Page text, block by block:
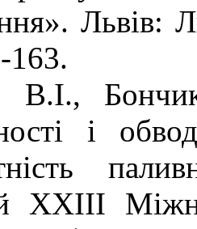
Львів:
163.
В.І.,
і
XХІІІ